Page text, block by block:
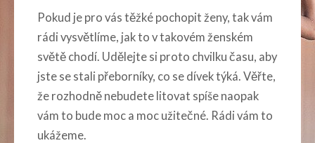
Pokud je pro vás těžké pochopit ženy, tak vám
rádi vysvětlíme, jak to v takovém ženském
světě chodí. Udělejte si proto chvilku času, aby
jste se stali přeborníky, co se dívek týká. Věřte,
že rozhodně nebudete litovat spíše naopak
vám to bude moc a moc užitečné. Rádi vám to
ukážeme.